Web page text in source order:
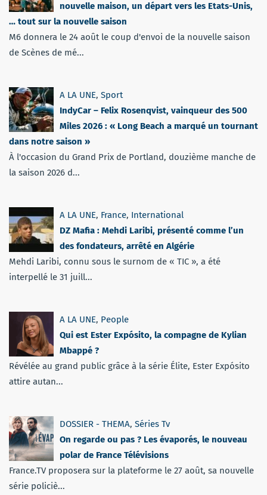
nouvelle maison, un départ vers les Etats-Unis,
… tout sur la nouvelle saison
M6 donnera le 24 août le coup d'envoi de la nouvelle saison
de Scènes de mé...
A LA UNE, Sport
IndyCar – Felix Rosenqvist, vainqueur des 500
Miles 2026 : « Long Beach a marqué un tournant
dans notre saison »
À l'occasion du Grand Prix de Portland, douzième manche de
la saison 2026 d...
A LA UNE, France, International
DZ Mafia : Mehdi Laribi, présenté comme l’un
des fondateurs, arrêté en Algérie
Mehdi Laribi, connu sous le surnom de « TIC », a été
interpellé le 31 juill...
A LA UNE, People
Qui est Ester Expósito, la compagne de Kylian
Mbappé ?
Révélée au grand public grâce à la série Élite, Ester Expósito
attire autan...
DOSSIER - THEMA, Séries Tv
On regarde ou pas ? Les évaporés, le nouveau
polar de France Télévisions
France.TV proposera sur la plateforme le 27 août, sa nouvelle
série policiè...